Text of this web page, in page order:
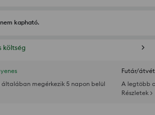
kapható.
költség
megérkezik 5 napon belül
Futár/
A legtöbb
Részletek >